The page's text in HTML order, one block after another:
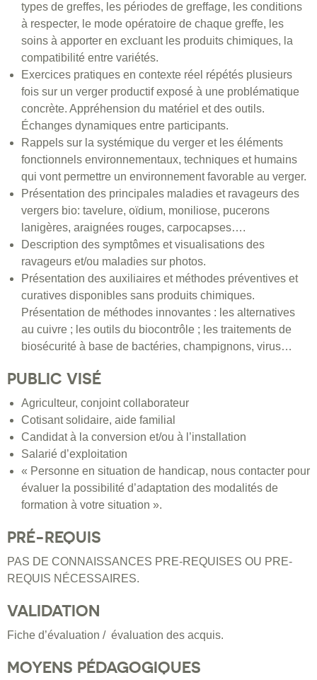
types de greffes, les périodes de greffage, les conditions
à respecter, le mode opératoire de chaque greffe, les
soins à apporter en excluant les produits chimiques, la
compatibilité entre variétés.
Exercices pratiques en contexte réel répétés plusieurs
fois sur un verger productif exposé à une problématique
concrète. Appréhension du matériel et des outils.
Échanges dynamiques entre participants.
Rappels sur la systémique du verger et les éléments
fonctionnels environnementaux, techniques et humains
qui vont permettre un environnement favorable au verger.
Présentation des principales maladies et ravageurs des
vergers bio: tavelure, oïdium, moniliose, pucerons
lanigères, araignées rouges, carpocapses….
Description des symptômes et visualisations des
ravageurs et/ou maladies sur photos.
Présentation des auxiliaires et méthodes préventives et
curatives disponibles sans produits chimiques.
Présentation de méthodes innovantes : les alternatives
au cuivre ; les outils du biocontrôle ; les traitements de
biosécurité à base de bactéries, champignons, virus…
PUBLIC VISÉ
Agriculteur, conjoint collaborateur
Cotisant solidaire, aide familial
Candidat à la conversion et/ou à l’installation
Salarié d’exploitation
« Personne en situation de handicap, nous contacter pour
évaluer la possibilité d’adaptation des modalités de
formation à votre situation ».
PRÉ-REQUIS
PAS DE CONNAISSANCES PRE-REQUISES OU PRE-
REQUIS NÉCESSAIRES.
VALIDATION
Fiche d’évaluation / évaluation des acquis.
MOYENS PÉDAGOGIQUES